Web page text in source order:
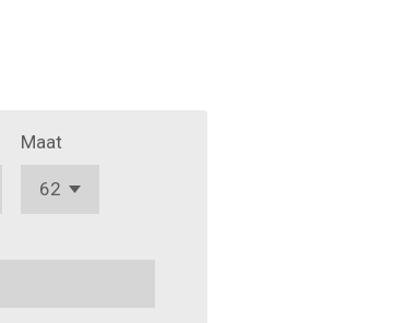
Maat